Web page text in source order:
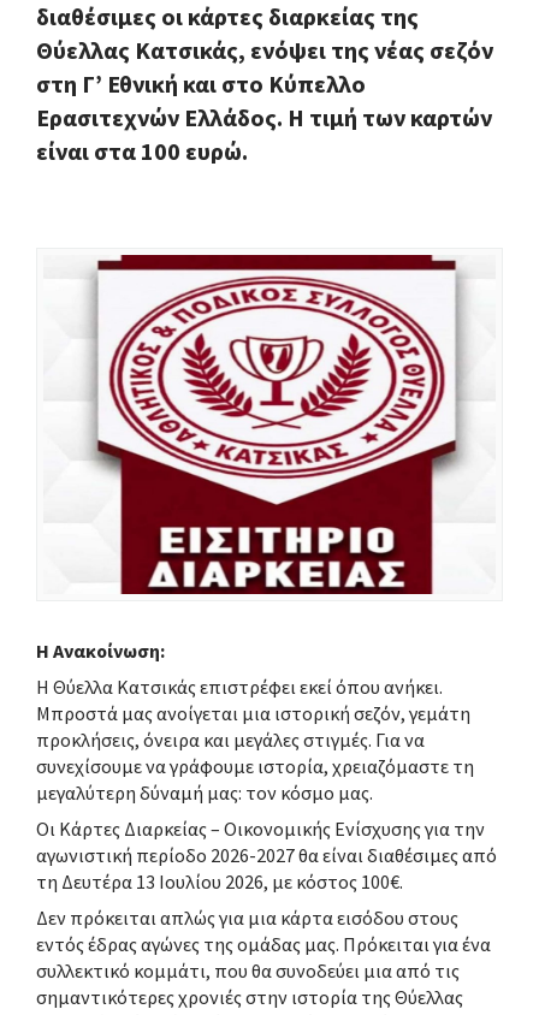
διαθέσιμες οι κάρτες διαρκείας της
Θύελλας Κατσικάς, ενόψει της νέας σεζόν
στη Γ’ Εθνική και στο Κύπελλο
Ερασιτεχνών Ελλάδος. Η τιμή των καρτών
είναι στα 100 ευρώ.
Η Ανακοίνωση:
Η Θύελλα Κατσικάς επιστρέφει εκεί όπου ανήκει.
Μπροστά μας ανοίγεται μια ιστορική σεζόν, γεμάτη
προκλήσεις, όνειρα και μεγάλες στιγμές. Για να
συνεχίσουμε να γράφουμε ιστορία, χρειαζόμαστε τη
μεγαλύτερη δύναμή μας: τον κόσμο μας.
Οι Κάρτες Διαρκείας – Οικονομικής Ενίσχυσης για την
αγωνιστική περίοδο 2026-2027 θα είναι διαθέσιμες από
τη Δευτέρα 13 Ιουλίου 2026, με κόστος 100€.
Δεν πρόκειται απλώς για μια κάρτα εισόδου στους
εντός έδρας αγώνες της ομάδας μας. Πρόκειται για ένα
συλλεκτικό κομμάτι, που θα συνοδεύει μια από τις
σημαντικότερες χρονιές στην ιστορία της Θύελλας